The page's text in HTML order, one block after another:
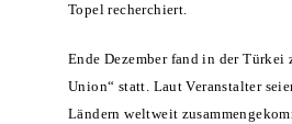
Topel recherchiert.
Ende Dezember fand in der
Union“ statt. Laut Veranstalter
Ländern weltweit